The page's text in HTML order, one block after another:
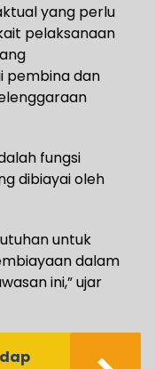
yang perlu
pelaksanaan
pembina dan
fungsi
dibiayai oleh
untuk
dalam
ini,” ujar